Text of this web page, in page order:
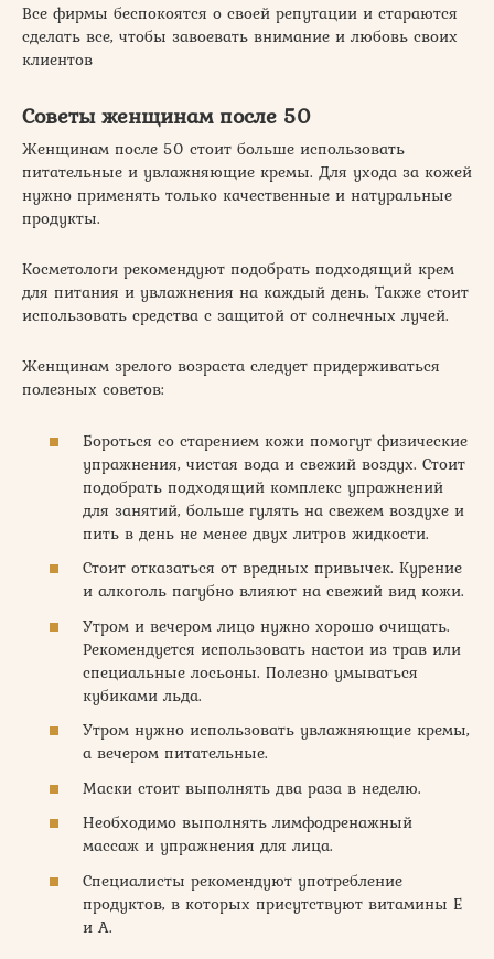
Все фирмы беспокоятся о своей репутации и стараются
сделать все, чтобы завоевать внимание и любовь своих
клиентов
Советы женщинам после 50
Женщинам после 50 стоит больше использовать
питательные и увлажняющие кремы. Для ухода за кожей
нужно применять только качественные и натуральные
продукты.
Косметологи рекомендуют подобрать подходящий крем
для питания и увлажнения на каждый день. Также стоит
использовать средства с защитой от солнечных лучей.
Женщинам зрелого возраста следует придерживаться
полезных советов:
Бороться со старением кожи помогут физические
упражнения, чистая вода и свежий воздух. Стоит
подобрать подходящий комплекс упражнений
для занятий, больше гулять на свежем воздухе и
пить в день не менее двух литров жидкости.
Стоит отказаться от вредных привычек. Курение
и алкоголь пагубно влияют на свежий вид кожи.
Утром и вечером лицо нужно хорошо очищать.
Рекомендуется использовать настои из трав или
специальные лосьоны. Полезно умываться
кубиками льда.
Утром нужно использовать увлажняющие кремы,
а вечером питательные.
Маски стоит выполнять два раза в неделю.
Необходимо выполнять лимфодренажный
массаж и упражнения для лица.
Специалисты рекомендуют употребление
продуктов, в которых присутствуют витамины Е
и А.